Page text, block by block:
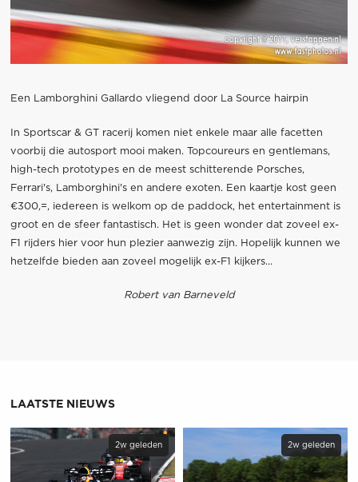
Een Lamborghini Gallardo vliegend door La Source hairpin
In Sportscar & GT racerij komen niet enkele maar alle facetten
voorbij die autosport mooi maken. Topcoureurs en gentlemans,
high-tech prototypes en de meest schitterende Porsches,
Ferrari's, Lamborghini's en andere exoten. Een kaartje kost geen
€300,=, iedereen is welkom op de paddock, het entertainment is
groot en de sfeer fantastisch. Het is geen wonder dat zoveel ex-
F1 rijders hier voor hun plezier aanwezig zijn. Hopelijk kunnen we
hetzelfde bieden aan zoveel mogelijk ex-F1 kijkers...
Robert van Barneveld
LAATSTE NIEUWS
2w geleden 2w geleden